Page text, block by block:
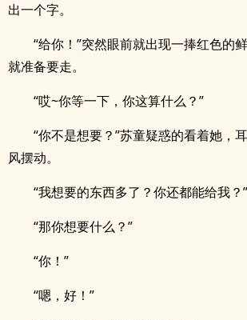
出一个字。
“给你！”突然眼前就出现一捧红色的
就准备要走。
“哎~你等一下，你这算什么？”
“你不是想要？”苏童疑惑的看着她，
风摆动。
“我想要的东西多了？你还都能给我？”
“那你想要什么？”
“你！”
“嗯，好！”